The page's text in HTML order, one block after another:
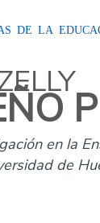
DE LA
en la
de